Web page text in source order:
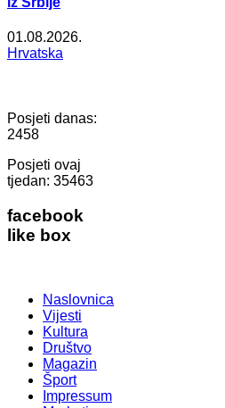
01.08.2026.
Hrvatska
Posjeti danas:
2458
Posjeti ovaj
tjedan: 35463
facebook
like box
Naslovnica
Vijesti
Kultura
Društvo
Magazin
Šport
Impressum